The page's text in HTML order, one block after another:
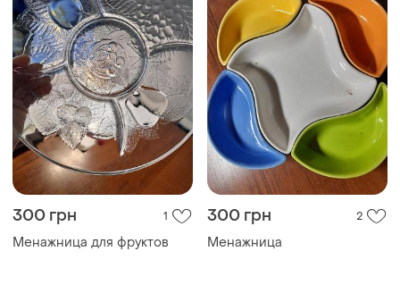
300 грн 1
Менажница для фруктов
300 грн 2
Менажница